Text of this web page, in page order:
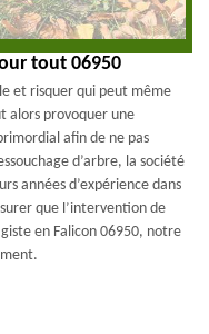
tout 06950
et risquer qui peut même
alors provoquer une
afin de ne pas
d’arbre, la société
années d’expérience dans
que l’intervention de
en Falicon 06950, notre